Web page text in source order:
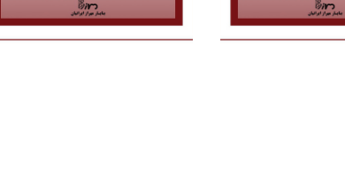
نیز در خود جای میدهند. گامی بزرگ
در پیاده سازی #مدیریت_پروژه نوین و